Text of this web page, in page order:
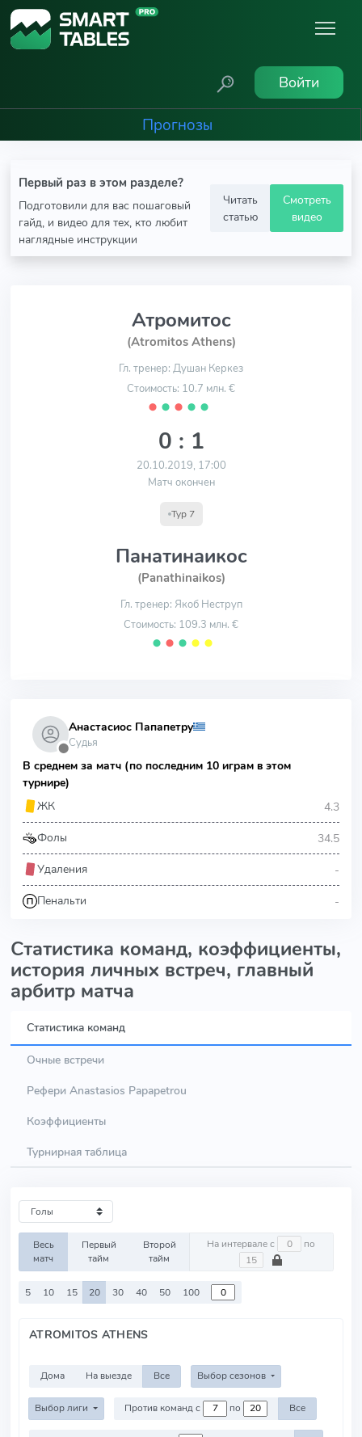
Войти
Прогнозы
Первый раз в этом разделе?
Подготовили для вас пошаговый
гайд, и видео для тех, кто любит
наглядные инструкции
Читать
статью
Смотреть
видео
Атромитос
(Atromitos Athens)
Гл. тренер: Душан Керкез
Стоимость: 10.7 млн. €
⬤ ⬤ ⬤ ⬤ ⬤
0 : 1
20.10.2019, 17:00
Матч окончен
Тур 7
Панатинаикос
(Panathinaikos)
Гл. тренер: Якоб Неструп
Стоимость: 109.3 млн. €
⬤ ⬤ ⬤ ⬤ ⬤
⬤
Анастасиос Папапетру
Судья
В среднем за матч (по последним 10 играм в этом
турнире)
ЖК
4.3
Фолы 34.5
Удаления -
Пенальти -
Статистика команд, коэффициенты,
история личных встреч, главный
арбитр матча
Статистика команд
Очные встречи
Рефери Anastasios Papapetrou
Коэффициенты
Турнирная таблица
Весь
матч
Первый
тайм
Второй
тайм
На интервале с по
5 10 15 20 30 40 50 100
ATROMITOS ATHENS
Дома На выезде Все Выбор сезонов
Выбор лиги Против команд с по Все